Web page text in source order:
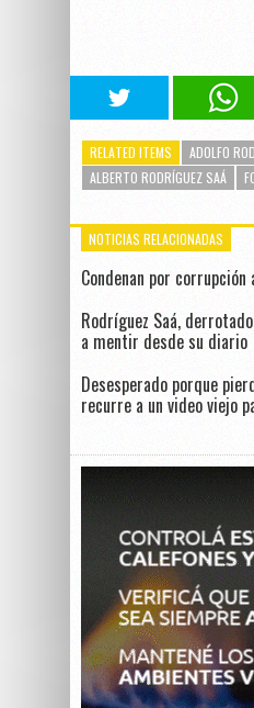
RELATED ITEMS
ADOLFO
ALBERTO RODRÍGUEZ SAÁ
NOTICIAS RELACIONADAS
Condenan por
Rodríguez Saá,
a mentir desde su diario
Desesperado porque
recurre a un video viejo